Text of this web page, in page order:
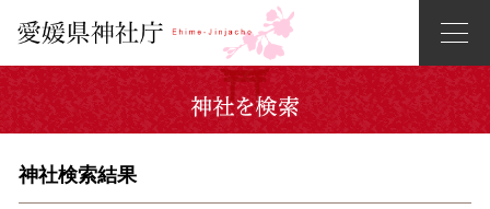
神社検索結果